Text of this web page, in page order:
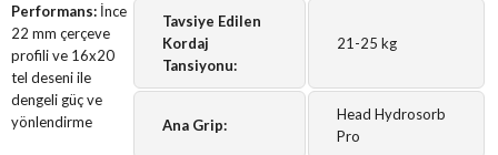
Performans: İnce
22 mm çerçeve
profili ve 16x20
tel deseni ile
dengeli güç ve
yönlendirme
Tavsiye Edilen
Kordaj
Tansiyonu:
21-25 kg
Ana Grip:
Head Hydrosorb
Pro